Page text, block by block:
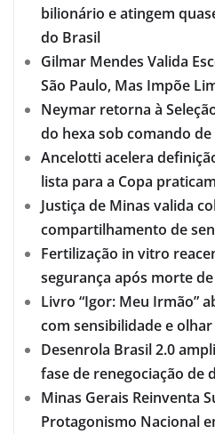
bilionário e atingem
do Brasil
Gilmar Mendes Valida
São Paulo, Mas Impõe
Neymar retorna à
do hexa sob comando
Ancelotti acelera
lista para a Copa
Justiça de Minas valida
compartilhamento de
Fertilização in vitro
segurança após morte
Livro “Igor: Meu Irmão”
com sensibilidade e
Desenrola Brasil 2.0
fase de renegociação de
Minas Gerais Reinventa
Protagonismo Nacional